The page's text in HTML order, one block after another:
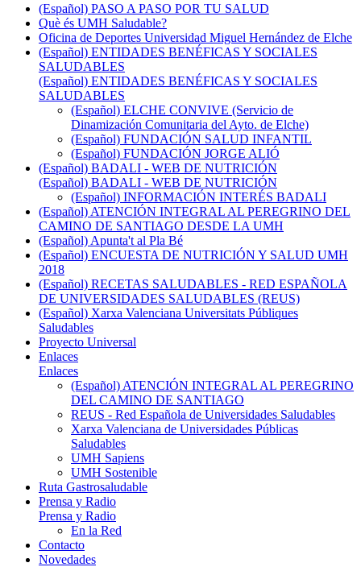
(Español) PASO A PASO POR TU SALUD
Què és UMH Saludable?
Oficina de Deportes Universidad Miguel Hernández de Elche
(Español) ENTIDADES BENÉFICAS Y SOCIALES
SALUDABLES
(Español) ENTIDADES BENÉFICAS Y SOCIALES
SALUDABLES
(Español) ELCHE CONVIVE (Servicio de
Dinamización Comunitaria del Ayto. de Elche)
(Español) FUNDACIÓN SALUD INFANTIL
(Español) FUNDACIÓN JORGE ALIÓ
(Español) BADALI - WEB DE NUTRICIÓN
(Español) BADALI - WEB DE NUTRICIÓN
(Español) INFORMACIÓN INTERÉS BADALI
(Español) ATENCIÓN INTEGRAL AL PEREGRINO DEL
CAMINO DE SANTIAGO DESDE LA UMH
(Español) Apunta't al Pla Bé
(Español) ENCUESTA DE NUTRICIÓN Y SALUD UMH
2018
(Español) RECETAS SALUDABLES - RED ESPAÑOLA
DE UNIVERSIDADES SALUDABLES (REUS)
(Español) Xarxa Valenciana Universitats Públiques
Saludables
Proyecto Universal
Enlaces
Enlaces
(Español) ATENCIÓN INTEGRAL AL PEREGRINO
DEL CAMINO DE SANTIAGO
REUS - Red Española de Universidades Saludables
Xarxa Valenciana de Universidades Públicas
Saludables
UMH Sapiens
UMH Sostenible
Ruta Gastrosaludable
Prensa y Radio
Prensa y Radio
En la Red
Contacto
Novedades